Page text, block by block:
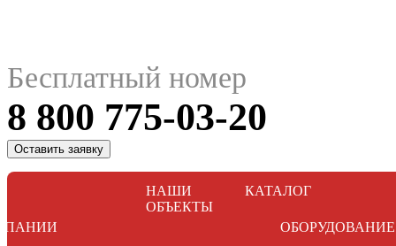
Бесплатный номер
8 800 775-03-20
Оставить заявку
НАШИ
ОБЪЕКТЫ
КАТАЛОГ
ОБОРУДОВАНИЕ